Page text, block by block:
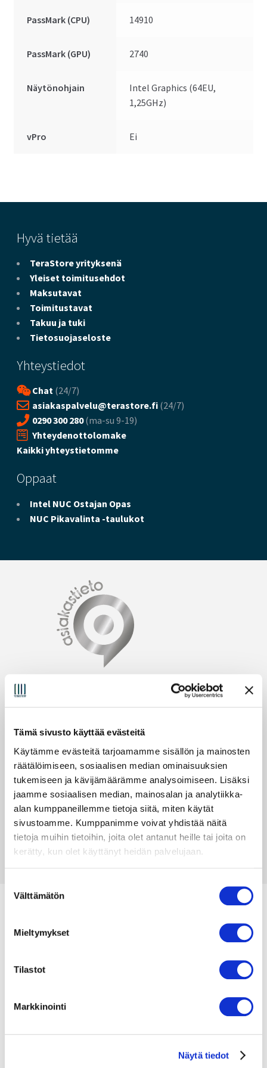
Tämä sivusto käyttää evästeitä
Käytämme evästeitä tarjoamamme sisällön ja mainosten
räätälöimiseen, sosiaalisen median ominaisuuksien
tukemiseen ja kävijämäärämme analysoimiseen. Lisäksi
jaamme sosiaalisen median, mainosalan ja analytiikka-
alan kumppaneillemme tietoja siitä, miten käytät
sivustoamme. Kumppanimme voivat yhdistää näitä
tietoja muihin tietoihin, joita olet antanut heille tai joita on
kerätty, kun olet käyttänyt heidän palvelujaan.
Välttämätön
Mieltymykset
Tilastot
Markkinointi
Näytä tiedot
PassMark (CPU) 14910
PassMark (GPU) 2740
Näytönohjain
Intel Graphics (64EU,
1,25GHz)
vPro Ei
Hyvä tietää
TeraStore yrityksenä
Yleiset toimitusehdot
Maksutavat
Toimitustavat
Takuu ja tuki
Tietosuojaseloste
Yhteystiedot
Chat (24/7)
asiakaspalvelu@terastore.fi (24/7)
0290 300 280(ma-su 9-19)
Yhteydenottolomake
Kaikki yhteystietomme
Oppaat
Intel NUC Ostajan Opas
NUC Pikavalinta -taulukot
© TeraStore 2025
Tietosuojaseloste